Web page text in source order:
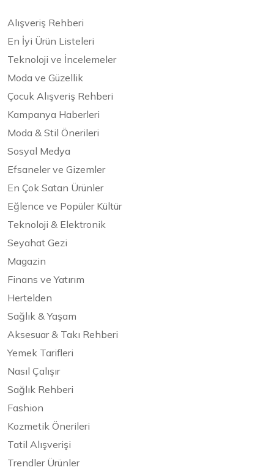
Alışveriş Rehberi
En İyi Ürün Listeleri
Teknoloji ve İncelemeler
Moda ve Güzellik
Çocuk Alışveriş Rehberi
Kampanya Haberleri
Moda & Stil Önerileri
Sosyal Medya
Efsaneler ve Gizemler
En Çok Satan Ürünler
Eğlence ve Popüler Kültür
Teknoloji & Elektronik
Seyahat Gezi
Magazin
Finans ve Yatırım
Hertelden
Sağlık & Yaşam
Aksesuar & Takı Rehberi
Yemek Tarifleri
Nasıl Çalışır
Sağlık Rehberi
Fashion
Kozmetik Önerileri
Tatil Alışverişi
Trendler Ürünler